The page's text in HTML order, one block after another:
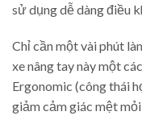
sử dụng dễ dàng điều
Chỉ cần một vài phút
xe nâng tay này một
Ergonomic (công thái
giảm cảm giác mệt